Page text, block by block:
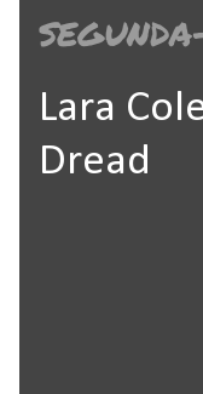
Lara
Dread